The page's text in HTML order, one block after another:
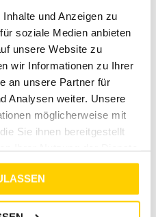
und Anzeigen zu
soziale Medien anbieten
unsere Website zu
wir Informationen zu Ihrer
an unsere Partner für
Analysen weiter. Unsere
möglicherweise mit
Sie ihnen bereitgestellt
deine
für Kleidungsstücke,
Dazu gehören T-Shirts,
Basics, die jeden Tag
sorgen dafür, dass diese
Wäschen ihre Form